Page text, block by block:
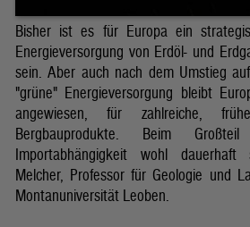
Bisher ist es für Europa ein
Energieversorgung von Erdöl- und
sein. Aber auch nach dem Umstieg
"grüne" Energieversorgung bleibt
angewiesen, für zahlreiche,
Bergbauprodukte. Beim
Importabhängigkeit wohl
Melcher, Professor für Geologie und
Montanuniversität Leoben.